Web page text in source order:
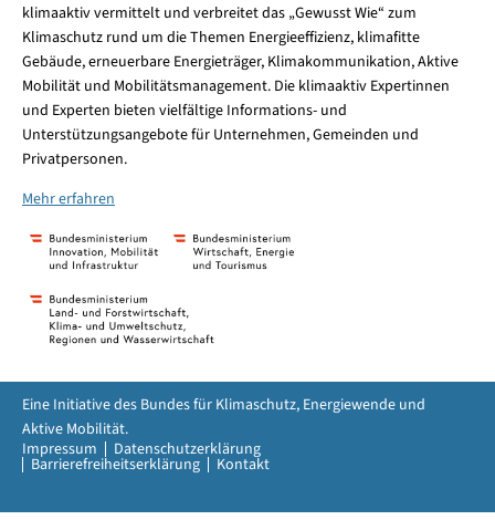
klimaaktiv vermittelt und verbreitet das „Gewusst Wie“ zum
Klimaschutz rund um die Themen Energieeffizienz, klimafitte
Gebäude, erneuerbare Energieträger, Klimakommunikation, Aktive
Mobilität und Mobilitätsmanagement. Die klimaaktiv Expertinnen
und Experten bieten vielfältige Informations- und
Unterstützungsangebote für Unternehmen, Gemeinden und
Privatpersonen.
Mehr erfahren
Impressum Datenschutzerklärung
Barrierefreiheitserklärung Kontakt
Eine Initiative des Bundes für Klimaschutz, Energiewende und
Aktive Mobilität.